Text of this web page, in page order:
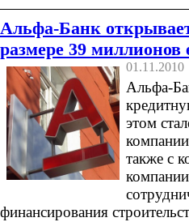
Альфа-Банк
размере 39 миллионов
01.11.2010
Альфа-
этом
также с
финансирования